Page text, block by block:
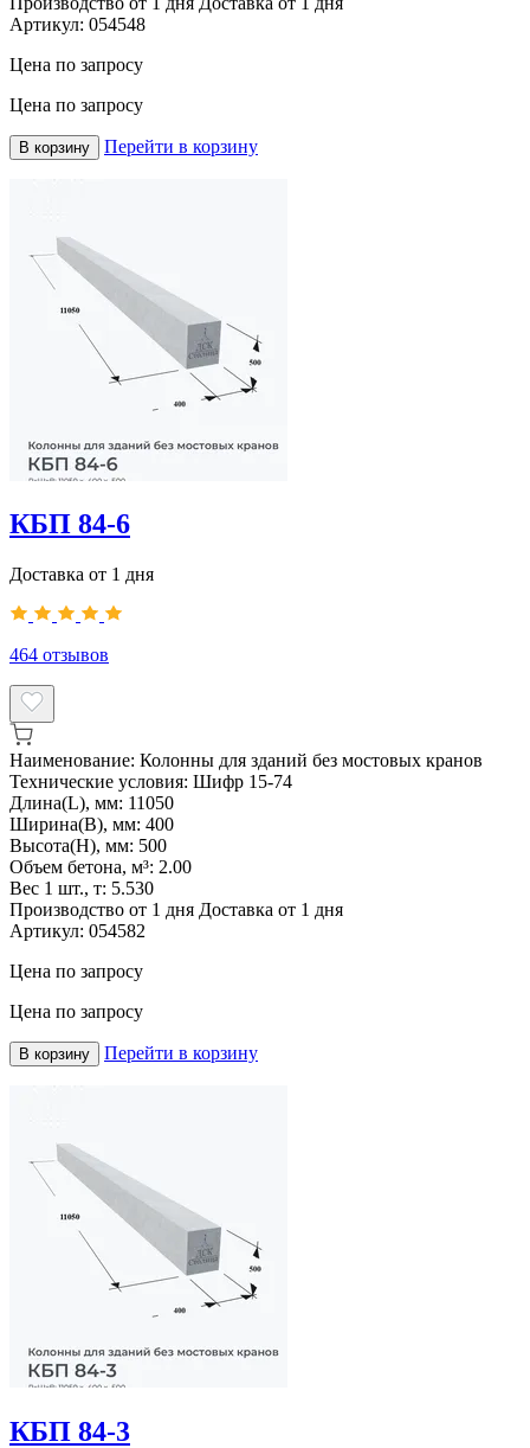
Артикул: 054548
Цена по запросу
Цена по запросу
В корзину Перейти в корзину
КБП 84-6
Доставка от 1 дня
464 отзывов
Наименование: Колонны для зданий без мостовых кранов
Технические условия: Шифр 15-74
Длина(L), мм: 11050
Ширина(B), мм: 400
Высота(H), мм: 500
Объем бетона, м³: 2.00
Вес 1 шт., т: 5.530
Производство от 1 дня Доставка от 1 дня
Артикул: 054582
Цена по запросу
Цена по запросу
В корзину Перейти в корзину
КБП 84-3